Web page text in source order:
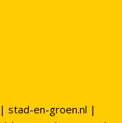
| stad-en-groen.nl |